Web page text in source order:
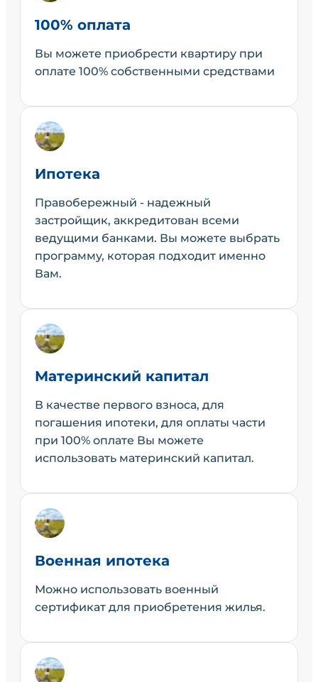
100% оплата
Вы можете приобрести квартиру при
оплате 100% собственными средствами
Ипотека
Правобережный - надежный
застройщик, аккредитован всеми
ведущими банками. Вы можете выбрать
программу, которая подходит именно
Вам.
Материнский капитал
В качестве первого взноса, для
погашения ипотеки, для оплаты части
при 100% оплате Вы можете
использовать материнский капитал.
Военная ипотека
Можно использовать военный
сертификат для приобретения жилья.